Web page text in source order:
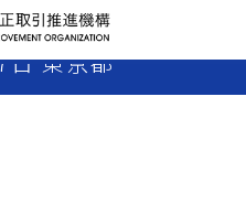
務停止2月 平成
日 東京都